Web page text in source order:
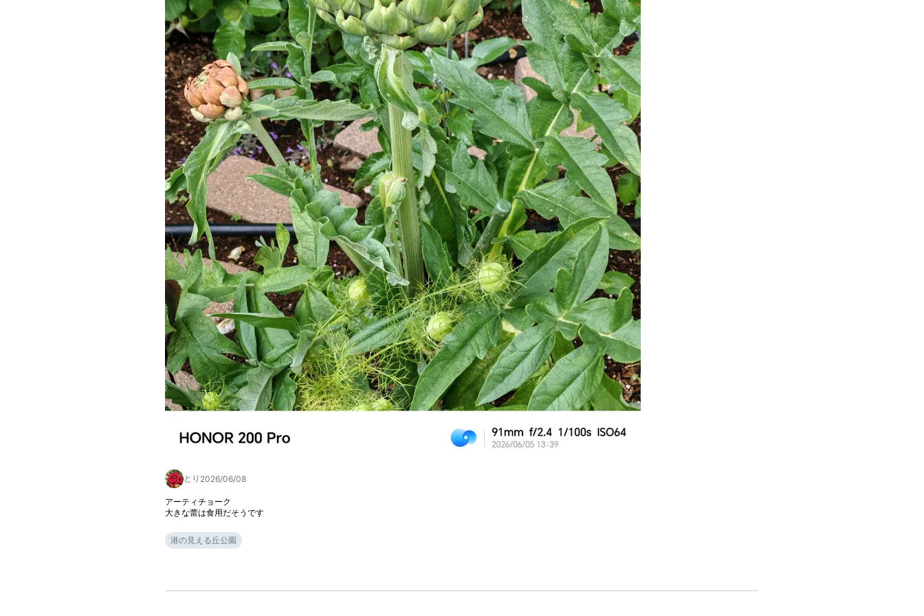
とり 2026/06/08
アーティチョーク
大きな蕾は食用だそうです
港の見える丘公園